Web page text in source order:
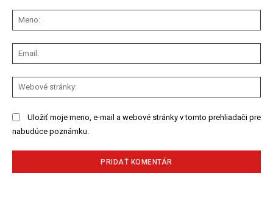
Uložiť moje meno, e-mail a webové stránky v tomto prehliadači pre
nabudúce poznámku.